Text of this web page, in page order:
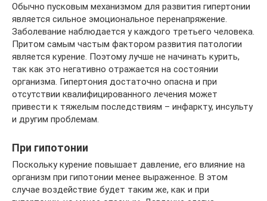
Обычно пусковым механизмом для развития гипертонии
является сильное эмоциональное перенапряжение.
Заболевание наблюдается у каждого третьего человека.
Притом самым частым фактором развития патологии
является курение. Поэтому лучше не начинать курить,
так как это негативно отражается на состоянии
организма. Гипертония достаточно опасна и при
отсутствии квалифицированного лечения может
привести к тяжелым последствиям – инфаркту, инсульту
и другим проблемам.
При гипотонии
Поскольку курение повышает давление, его влияние на
организм при гипотонии менее выраженное. В этом
случае воздействие будет таким же, как и при